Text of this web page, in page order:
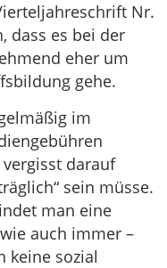
Nr.
dass es bei der
eher um
gehe.
im
darauf
sein müsse.
man eine
auch immer –
keine sozial